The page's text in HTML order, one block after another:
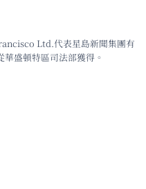
Ltd.代表星島新聞集團有
盛頓特區司法部獲得。